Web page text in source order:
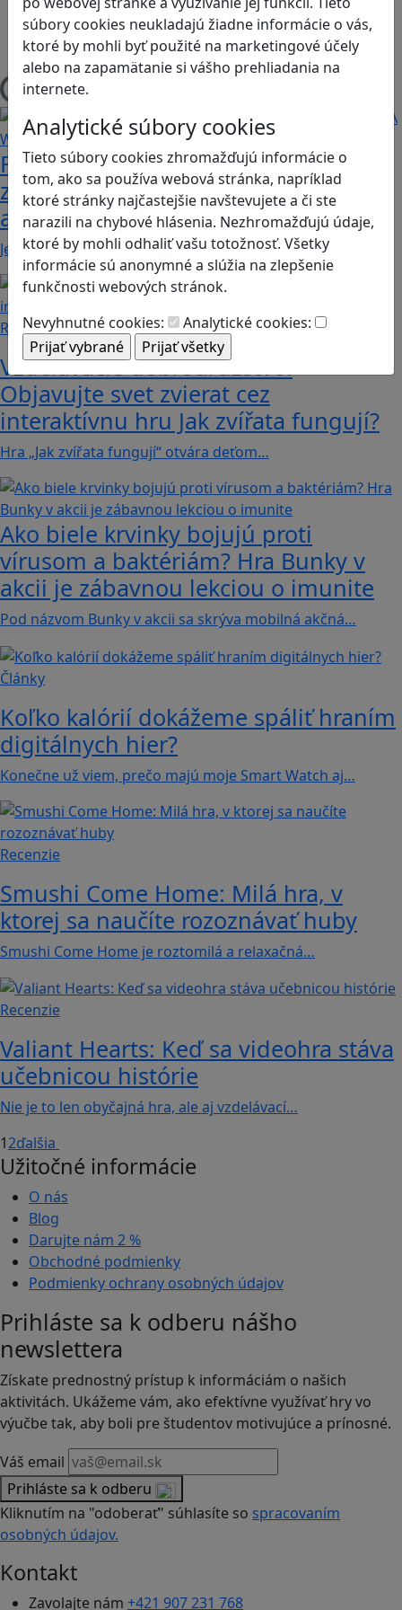
súbory cookies neukladajú žiadne informácie o vás,
ktoré by mohli byť použité na marketingové účely
alebo na zapamätanie si vášho prehliadania na
internete.
Analytické súbory cookies
Tieto súbory cookies zhromažďujú informácie o
tom, ako sa používa webová stránka, napríklad
ktoré stránky najčastejšie navštevujete a či ste
narazili na chybové hlásenia. Nezhromažďujú údaje,
ktoré by mohli odhaliť vašu totožnosť. Všetky
informácie sú anonymné a slúžia na zlepšenie
funkčnosti webových stránok.
Nevyhnutné cookies:
Analytické cookies:
Android
Herná konzola
Stolové, kartové
Načítam blogy
Fotografujte zvieratká, aby ste
zachránili ostrov v Alba: A Wildlife
adventure
Jednoduchá hra, vhodná pre kohokoľvek z rodiny,…
Recenzie
Vzdelávacie dobrodružstvo:
Objavujte svet zvierat cez
interaktívnu hru Jak zvířata fungují?
Hra „Jak zvířata fungují“ otvára deťom…
Ako biele krvinky bojujú proti
vírusom a baktériám? Hra Bunky v
akcii je zábavnou lekciou o imunite
Pod názvom Bunky v akcii sa skrýva mobilná akčná…
Články
Koľko kalórií dokážeme spáliť hraním
digitálnych hier?
Konečne už viem, prečo majú moje Smart Watch aj…
Recenzie
Smushi Come Home: Milá hra, v
ktorej sa naučíte rozoznávať huby
Smushi Come Home je roztomilá a relaxačná…
Recenzie
Valiant Hearts: Keď sa videohra stáva
učebnicou histórie
Nie je to len obyčajná hra, ale aj vzdelávací…
12ďalšia
Užitočné informácie
O nás
Blog
Darujte nám 2 %
Obchodné podmienky
Podmienky ochrany osobných údajov
Prihláste sa k odberu nášho
newslettera
Získate prednostný prístup k informáciám o našich
aktivitách. Ukážeme vám, ako efektívne využívať hry vo
výučbe tak, aby boli pre študentov motivujúce a prínosné.
Váš email
Prihláste sa k odberu
Kliknutím na "odoberať" súhlasíte so spracovaním
osobných údajov.
Kontakt
Zavolajte nám +421 907 231 768